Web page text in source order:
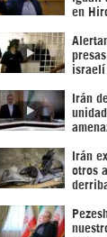
en
israelí
Irán
Irán
otros